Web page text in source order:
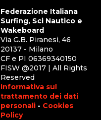
Federazione Italiana
Surfing, Sci Nautico e
Wakeboard
Via G.B. Piranesi, 46
20137 - Milano
CF e PI 06369340150
FISW @2017 | All Rights
Reserved
Informativa sul
trattamento dei dati
personali - Cookies
Policy